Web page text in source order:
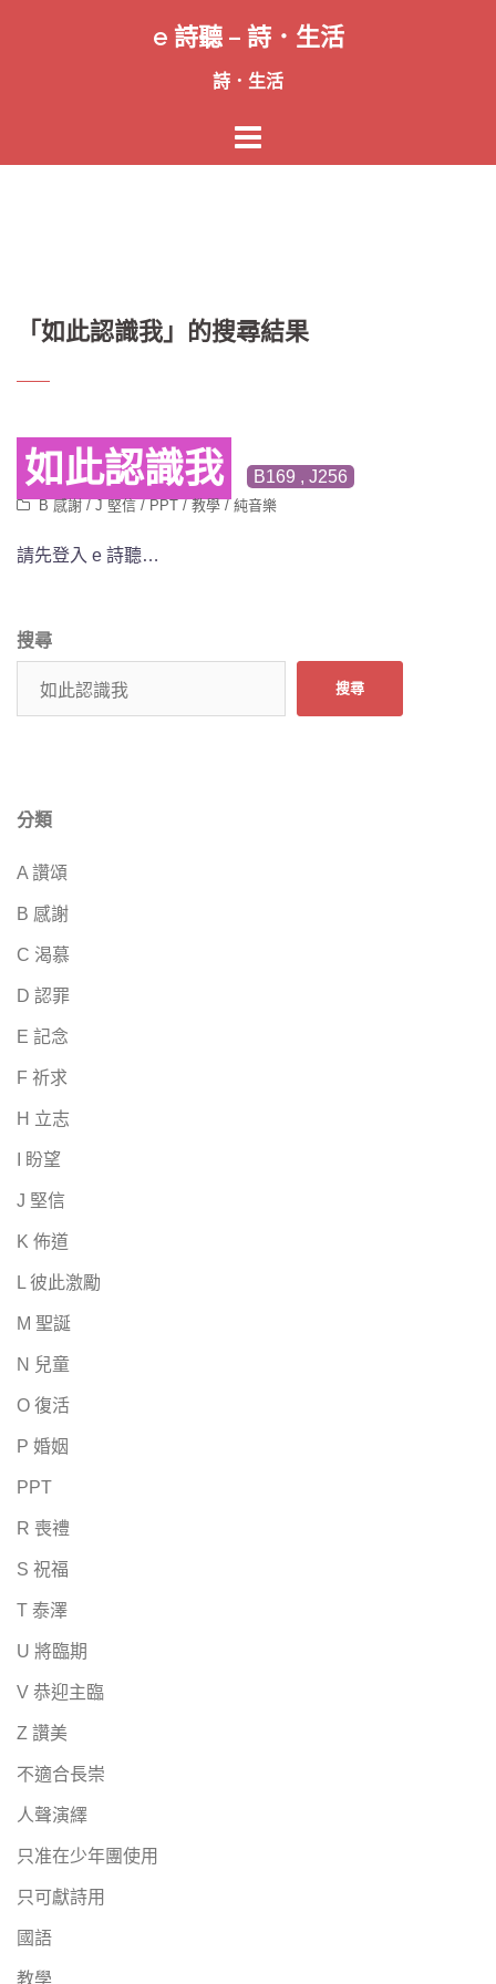
容
e 詩聽 – 詩．生活
詩．生活
「如此認識我 」的搜尋結果
如此認識我 B169 , J256
B 感謝 / J 堅信 / PPT / 教學 / 純音樂
請先登入 e 詩聽…
搜尋
搜尋
分類
A 讚頌
B 感謝
C 渴慕
D 認罪
E 記念
F 祈求
H 立志
I 盼望
J 堅信
K 佈道
L 彼此激勵
M 聖誕
N 兒童
O 復活
P 婚姻
PPT
R 喪禮
S 祝福
T 泰澤
U 將臨期
V 恭迎主臨
Z 讚美
不適合長崇
人聲演繹
只准在少年團使用
只可獻詩用
國語
教學